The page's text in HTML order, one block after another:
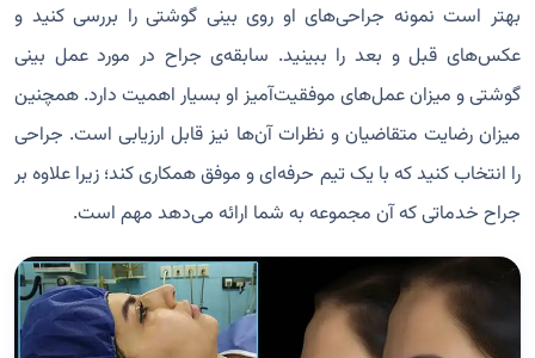
بهتر است نمونه جراحی‌های او روی بینی گوشتی را بررسی کنید و
عکس‌های قبل و بعد را ببینید. سابقه‌ی جراح در مورد عمل بینی
گوشتی و میزان عمل‌های موفقیت‌آمیز او بسیار اهمیت دارد. همچنین
میزان رضایت متقاضیان و نظرات آن‌ها نیز قابل ارزیابی است. جراحی
را انتخاب کنید که با یک تیم حرفه‌ای و موفق همکاری کند؛ زیرا علاوه بر
جراح خدماتی که آن مجموعه به شما ارائه می‌دهد مهم است.